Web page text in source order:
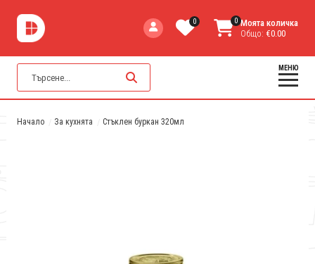
0 0 Моята количка
Общо: €0.00
МЕНЮ
Начало За кухнята Стъклен буркан 320мл